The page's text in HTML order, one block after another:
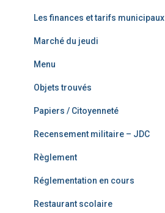
Les finances et tarifs municipaux
Marché du jeudi
Menu
Objets trouvés
Papiers / Citoyenneté
Recensement militaire – JDC
Règlement
Réglementation en cours
Restaurant scolaire